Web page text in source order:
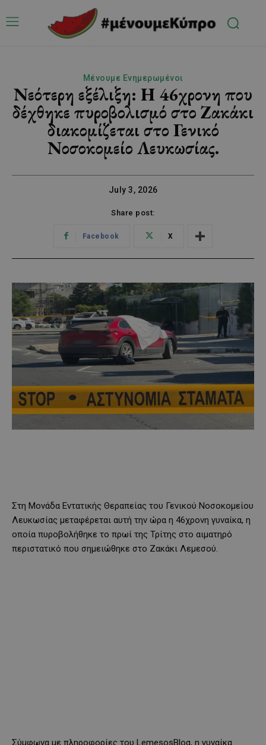
Μένουμε Ενημερωμένοι
Νεότερη εξέλιξη: Η 46χρονη που
δέχθηκε πυροβολισμό στο Ζακάκι
διακομίζεται στο Γενικό
Νοσοκομείο Λευκωσίας.
July 3, 2026
Share post:
Facebook X
Στη Μονάδα Εντατικής Θεραπείας του Γενικού Νοσοκομείου
Λευκωσίας μεταφέρεται αυτή την ώρα η 46χρονη γυναίκα, η
οποία πυροβολήθηκε το πρωί της Τρίτης στο αιματηρό
περιστατικό που σημειώθηκε στο Ζακάκι Λεμεσού.
Σύμφωνα με πληροφορίες του LemesosBlog, η γυναίκα